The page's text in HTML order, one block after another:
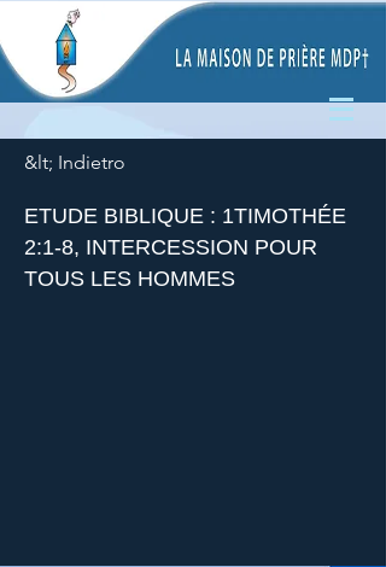
&lt; Indietro
ETUDE BIBLIQUE : 1TIMOTHÉE
2:1-8, INTERCESSION POUR
TOUS LES HOMMES